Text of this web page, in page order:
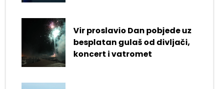
Vir proslavio Dan pobjede uz
besplatan gulaš od divljači,
koncert i vatromet